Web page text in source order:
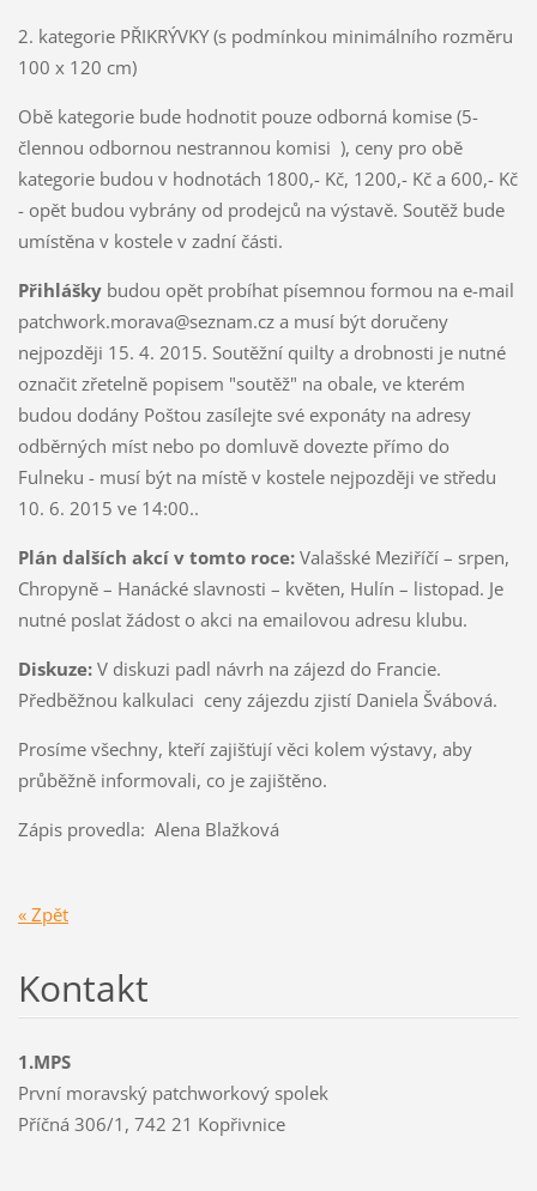
2. kategorie PŘIKRÝVKY (s podmínkou minimálního rozměru
100 x 120 cm)
Obě kategorie bude hodnotit pouze odborná komise (5-
člennou odbornou nestrannou komisi ), ceny pro obě
kategorie budou v hodnotách 1800,- Kč, 1200,- Kč a 600,- Kč
- opět budou vybrány od prodejců na výstavě. Soutěž bude
umístěna v kostele v zadní části.
Přihláškybudou opět probíhat písemnou formou na e-mail
patchwork.morava@seznam.cz a musí být doručeny
nejpozději 15. 4. 2015. Soutěžní quilty a drobnosti je nutné
označit zřetelně popisem "soutěž" na obale, ve kterém
budou dodány Poštou zasílejte své exponáty na adresy
odběrných míst nebo po domluvě dovezte přímo do
Fulneku - musí být na místě v kostele nejpozději ve středu
10. 6. 2015 ve 14:00..
Plán dalších akcí v tomto roce:Valašské Meziříčí – srpen,
Chropyně – Hanácké slavnosti – květen, Hulín – listopad. Je
nutné poslat žádost o akci na emailovou adresu klubu.
Diskuze: V diskuzi padl návrh na zájezd do Francie.
Předběžnou kalkulaci ceny zájezdu zjistí Daniela Švábová.
Prosíme všechny, kteří zajišťují věci kolem výstavy, aby
průběžně informovali, co je zajištěno.
Zápis provedla: Alena Blažková
« Zpět
Kontakt
1.MPS
První moravský patchworkový spolek
Příčná 306/1, 742 21 Kopřivnice